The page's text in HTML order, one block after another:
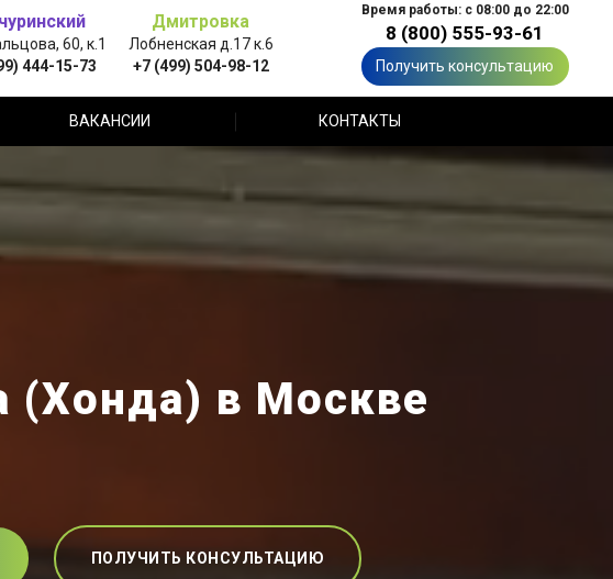
60, к.1
444-15-73
Дмитровка
Лобненская д.17 к.6
+7 (499) 504-98-12
Время работы: с 08:00 до 22:00
8 (800) 555-93-61
Получить консультацию
ВАКАНСИИ КОНТАКТЫ
(Хонда) в Москве
ПОЛУЧИТЬ КОНСУЛЬТАЦИЮ